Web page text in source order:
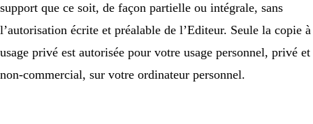
support que ce soit, de façon partielle ou intégrale, sans
l’autorisation écrite et préalable de l’Editeur. Seule la copie à
usage privé est autorisée pour votre usage personnel, privé et
non-commercial, sur votre ordinateur personnel.